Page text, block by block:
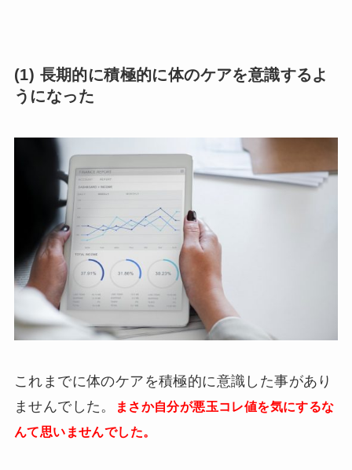
(1) 長期的に積極的に体のケアを意識するよ
うになった
これまでに体のケアを積極的に意識した事があり
ませんでした。
まさか自分が悪玉コレ値を気にするな
んて思いませんでした。